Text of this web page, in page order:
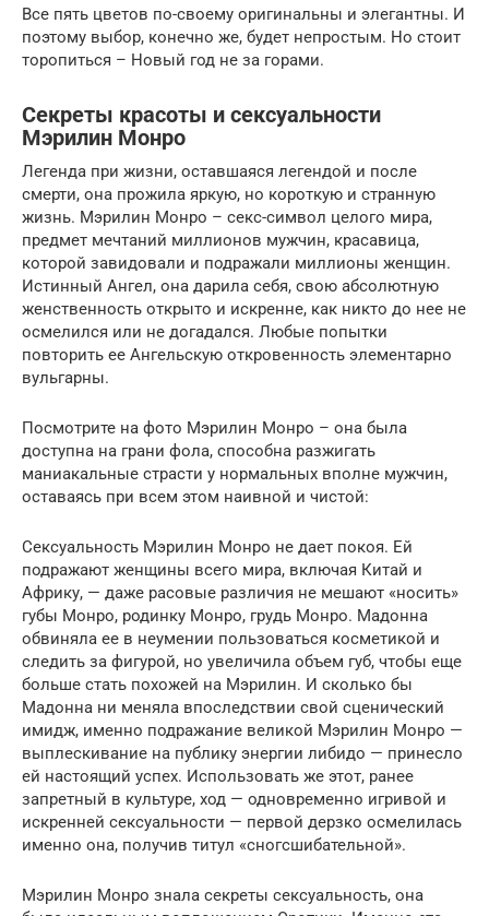
Все пять цветов по-своему оригинальны и элегантны. И
поэтому выбор, конечно же, будет непростым. Но стоит
торопиться – Новый год не за горами.
Секреты красоты и сексуальности
Мэрилин Монро
Легенда при жизни, оставшаяся легендой и после
смерти, она прожила яркую, но короткую и странную
жизнь. Мэрилин Монро – секс-символ целого мира,
предмет мечтаний миллионов мужчин, красавица,
которой завидовали и подражали миллионы женщин.
Истинный Ангел, она дарила себя, свою абсолютную
женственность открыто и искренне, как никто до нее не
осмелился или не догадался. Любые попытки
повторить ее Ангельскую откровенность элементарно
вульгарны.
Посмотрите на фото Мэрилин Монро – она была
доступна на грани фола, способна разжигать
маниакальные страсти у нормальных вполне мужчин,
оставаясь при всем этом наивной и чистой:
Сексуальность Мэрилин Монро не дает покоя. Ей
подражают женщины всего мира, включая Китай и
Африку, — даже расовые различия не мешают «носить»
губы Монро, родинку Монро, грудь Монро. Мадонна
обвиняла ее в неумении пользоваться косметикой и
следить за фигурой, но увеличила объем губ, чтобы еще
больше стать похожей на Мэрилин. И сколько бы
Мадонна ни меняла впоследствии свой сценический
имидж, именно подражание великой Мэрилин Монро —
выплескивание на публику энергии либидо — принесло
ей настоящий успех. Использовать же этот, ранее
запретный в культуре, ход — одновременно игривой и
искренней сексуальности — первой дерзко осмелилась
именно она, получив титул «сногсшибательной».
Мэрилин Монро знала секреты сексуальность, она